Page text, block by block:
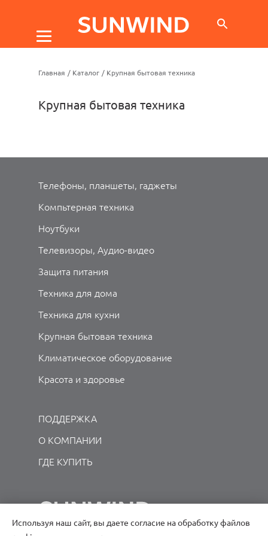
Главная / Каталог / Крупная бытовая техника
Крупная бытовая техника
Телефоны, планшеты, гаджеты
Компьтерная техника
Ноутбуки
Телевизоры, Аудио-видео
Защита питания
Техника для дома
Техника для кухни
Крупная бытовая техника
Климатическое оборудование
Красота и здоровье
ПОДДЕРЖКА
О КОМПАНИИ
ГДЕ КУПИТЬ
Используя наш сайт, вы даете согласие на обработку файлов